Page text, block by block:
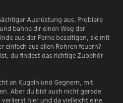
Ausrüstung aus. Probiere
bahne dir einen Weg der
aus der Ferne beseitigen, sie mit
einfach aus allen Rohren feuern?
du findest das richtige Zubehör
an Kugeln und Gegnern, mit
Aber du bist auch nicht gerade
hier und da vielleicht eine